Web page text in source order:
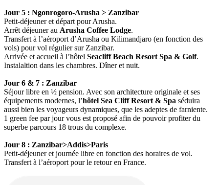
Jour 5 : Ngonrogoro-Arusha > Zanzibar
Petit-déjeuner et départ pour Arusha.
Arrêt déjeuner au Arusha Coffee Lodge.
Transfert à l’aéroport d’Arusha ou Kilimandjaro (en fonction des
vols) pour vol régulier sur Zanzibar.
Arrivée et accueil à l’hôtel Seacliff Beach Resort Spa & Golf.
Instalaltion dans les chambres. Dîner et nuit.
Jour 6 & 7 : Zanzibar
Séjour libre en ½ pension. Avec son architecture originale et ses
équipements modernes, l’hôtel Sea Cliff Resort & Spa séduira
aussi bien les voyageurs dynamiques, que les adeptes de farniente.
1 green fee par jour vous est proposé afin de pouvoir profiter du
superbe parcours 18 trous du complexe.
Jour 8 : Zanzibar>Addis>Paris
Petit-déjeuner et journée libre en fonction des horaires de vol.
Transfert à l’aéroport pour le retour en France.